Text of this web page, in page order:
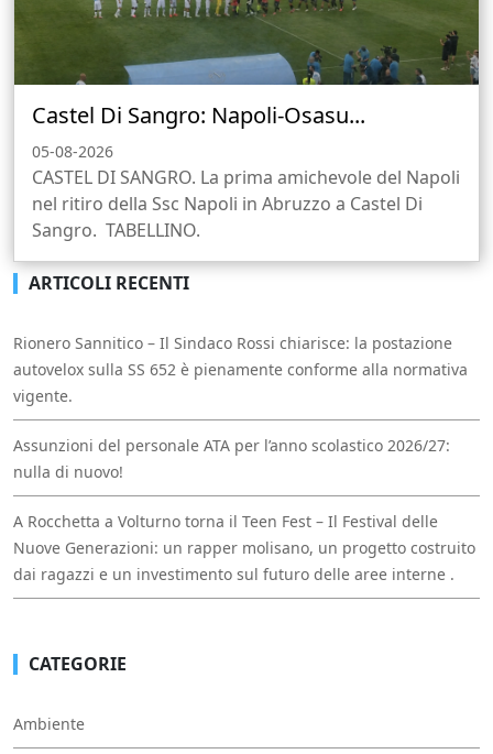
Castel Di Sangro: Napoli-Osasu...
05-08-2026
CASTEL DI SANGRO. La prima amichevole del Napoli
nel ritiro della Ssc Napoli in Abruzzo a Castel Di
Sangro. TABELLINO.
ARTICOLI RECENTI
Rionero Sannitico – Il Sindaco Rossi chiarisce: la postazione
autovelox sulla SS 652 è pienamente conforme alla normativa
vigente.
Assunzioni del personale ATA per l’anno scolastico 2026/27:
nulla di nuovo!
A Rocchetta a Volturno torna il Teen Fest – Il Festival delle
Nuove Generazioni: un rapper molisano, un progetto costruito
dai ragazzi e un investimento sul futuro delle aree interne .
CATEGORIE
Ambiente